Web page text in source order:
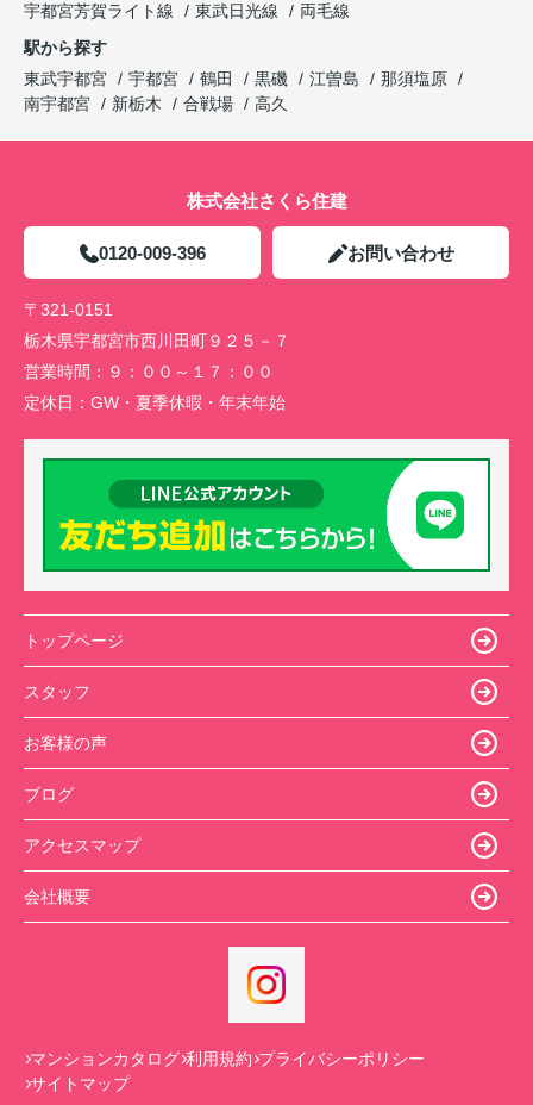
宇都宮芳賀ライト線
東武日光線
両毛線
駅から探す
東武宇都宮
宇都宮 鶴田 黒磯 江曽島
那須塩原
南宇都宮
新栃木 合戦場 高久
株式会社さくら住建
0120-009-396 お問い合わせ
〒321-0151
栃木県宇都宮市西川田町９２５－７
営業時間： ９：００～１７：００
定休日： GW・夏季休暇・年末年始
トップページ
スタッフ
お客様の声
ブログ
アクセスマップ
会社概要
マンションカタログ 利用規約 プライバシーポリシー
サイトマップ